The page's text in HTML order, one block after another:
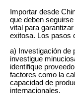
Importar desde
que deben
vital para
exitosa. Los pasos
a) Investigación de
investigue
identifique
factores como la
capacidad de
internacionales.